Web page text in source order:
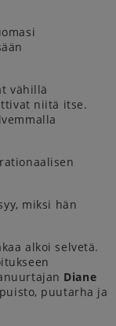
vähillä
niitä itse.
miksi hän
alkoi selvetä.
Diane
puutarha ja